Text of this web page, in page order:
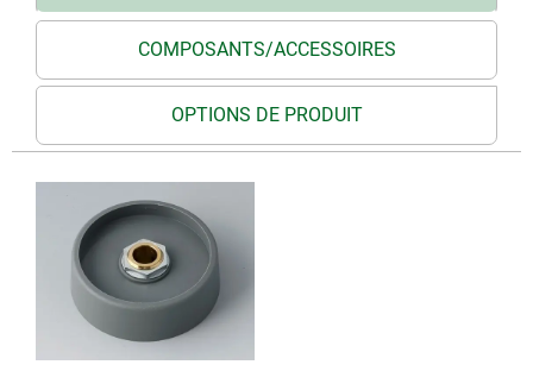
COMPOSANTS/ACCESSOIRES
OPTIONS DE PRODUIT